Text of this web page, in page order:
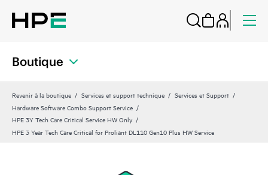
Boutique
Revenir à la boutique Services et support technique
Services et Support
Hardware Software Combo Support Service
HPE 3Y Tech Care Critical Service HW Only
HPE 3 Year Tech Care Critical for Proliant DL110 Gen10 Plus HW Service